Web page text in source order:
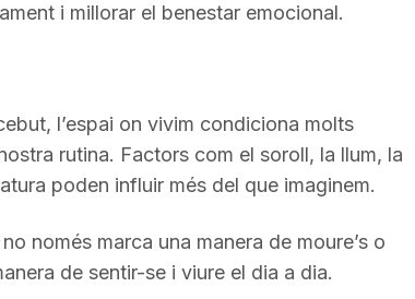
i millorar el benestar emocional.
l’espai on vivim condiciona molts
rutina. Factors com el soroll, la llum, la
poden influir més del que imaginem.
només marca una manera de moure’s o
de sentir-se i viure el dia a dia.